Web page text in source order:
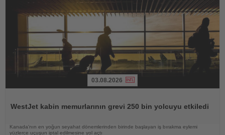
03.08.2026
WestJet kabin memurlarının grevi 250 bin yolcuyu etkiledi
Kanada'nın en yoğun seyahat dönemlerinden birinde başlayan iş bırakma eylemi
yüzlerce uçuşun iptal edilmesine yol açtı